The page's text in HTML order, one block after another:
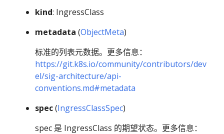
kind: IngressClass
metadata (ObjectMeta)
标准的列表元数据。更多信息：
https://git.k8s.io/community/contributors/dev
el/sig-architecture/api-
conventions.md#metadata
spec(IngressClassSpec)
spec 是 IngressClass 的期望状态。更多信息：